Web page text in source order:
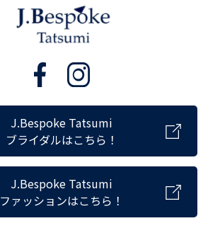
J.Bespoke Tatsumi
ブライダルはこちら！
J.Bespoke Tatsumi
ファッションはこちら！